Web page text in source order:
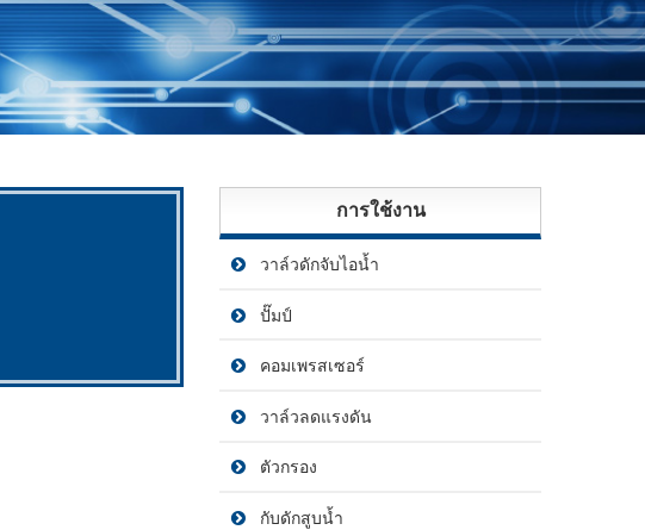
การใช้งาน
วาล์วดักจับไอน้ำ
ปั๊มป์
คอมเพรสเซอร์
วาล์วลดแรงดัน
ตัวกรอง
กับดักสูบน้ำ